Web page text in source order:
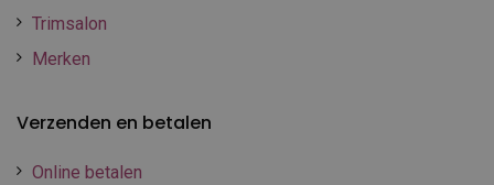
Trimsalon
Merken
Verzenden en betalen
Online betalen